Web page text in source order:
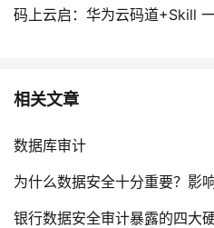
码上云启：华为云码道+Skill
相关文章
数据库审计
为什么数据安全十分重要？影
银行数据安全审计暴露的四大